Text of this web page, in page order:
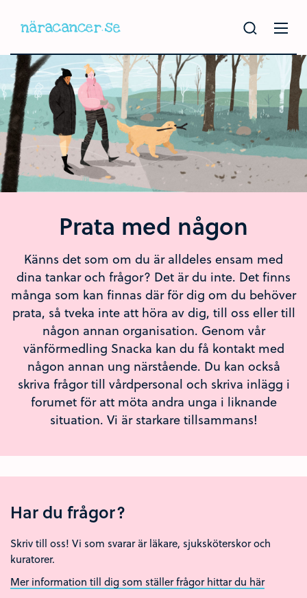
Prata med någon
Känns det som om du är alldeles ensam med
dina tankar och frågor? Det är du inte. Det finns
många som kan finnas där för dig om du behöver
prata, så tveka inte att höra av dig, till oss eller till
någon annan organisation. Genom vår
vänförmedling Snacka kan du få kontakt med
någon annan ung närstående. Du kan också
skriva frågor till vårdpersonal och skriva inlägg i
forumet för att möta andra unga i liknande
situation. Vi är starkare tillsammans!
Har du frågor?
Skriv till oss! Vi som svarar är läkare, sjuksköterskor och
kuratorer.
Mer information till dig som ställer frågor hittar du här